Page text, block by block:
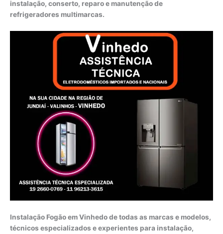
instalação, conserto, reparo e manutenção de
refrigeradores multimarcas.
Instalação Fogão em Vinhedo de todas as marcas e modelos,
técnicos especializados e experientes para instalação,